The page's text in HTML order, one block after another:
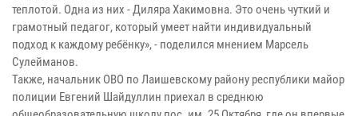
теплотой. Одна из них - Диляра Хакимовна. Это очень чуткий и
грамотный педагог, который умеет найти индивидуальный
подход к каждому ребёнку», - поделился мнением Марсель
Сулейманов.
Также, начальник ОВО по Лаишевскому району республики майор
полиции Евгений Шайдуллин приехал в среднюю